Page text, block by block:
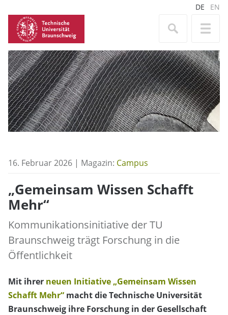
DE EN
16. Februar 2026 | Magazin: Campus
„Gemeinsam Wissen Schafft
Mehr“
Kommunikationsinitiative der TU
Braunschweig trägt Forschung in die
Öffentlichkeit
Mit ihrer neuen Initiative „Gemeinsam Wissen
Schafft Mehr“ macht die Technische Universität
Braunschweig ihre Forschung in der Gesellschaft